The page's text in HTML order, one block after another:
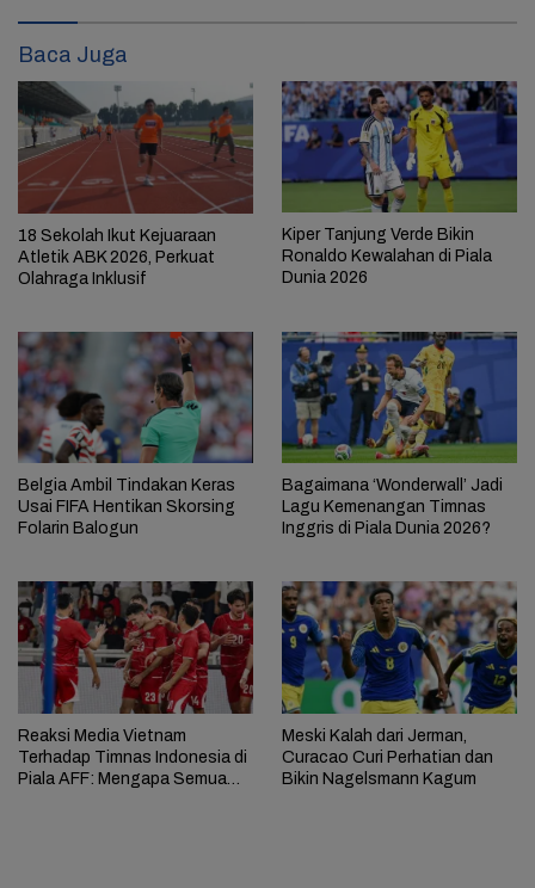
Baca Juga
18 Sekolah Ikut Kejuaraan
Atletik ABK 2026, Perkuat
Olahraga Inklusif
Kiper Tanjung Verde Bikin
Ronaldo Kewalahan di Piala
Dunia 2026
Belgia Ambil Tindakan Keras
Usai FIFA Hentikan Skorsing
Folarin Balogun
Bagaimana ‘Wonderwall’ Jadi
Lagu Kemenangan Timnas
Inggris di Piala Dunia 2026?
Reaksi Media Vietnam
Terhadap Timnas Indonesia di
Piala AFF: Mengapa Semua
Meski Kalah dari Jerman,
Curacao Curi Perhatian dan
Bikin Nagelsmann Kagum